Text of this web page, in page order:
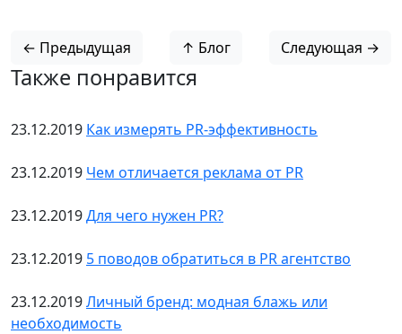
← Предыдущая ↑ Блог Следующая →
Также понравится
23.12.2019 Как измерять PR-эффективность
23.12.2019 Чем отличается реклама от PR
23.12.2019Для чего нужен PR?
23.12.2019 5 поводов обратиться в PR агентство
23.12.2019Личный бренд: модная блажь или
необходимость